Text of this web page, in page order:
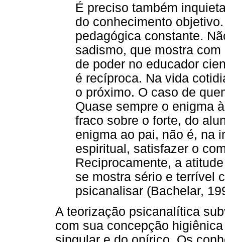
É preciso também
do conhecimento
pedagógica constante.
sadismo, que mostra
de poder no educador
é recíproca. Na vida
o próximo. O caso de
Quase sempre o enigma
fraco sobre o forte, do
enigma ao pai, não é, na
espiritual, satisfazer o
Reciprocamente, a
se mostra sério e terrível
psicanalisar (Bachelar,
A teorização psicanalítica
com sua concepção